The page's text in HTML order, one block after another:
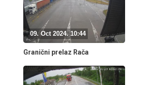
09. Oct 2024. 10:44
Granični prelaz Rača